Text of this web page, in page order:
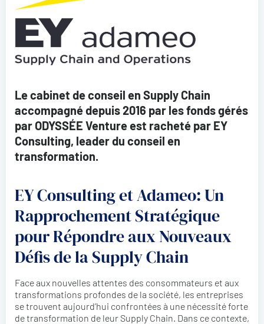
Le cabinet de conseil en Supply Chain
accompagné depuis 2016 par les fonds gérés
par ODYSSÉE Venture est racheté par EY
Consulting, leader du conseil en
transformation.
EY Consulting et Adameo: Un
Rapprochement Stratégique
pour Répondre aux Nouveaux
Défis de la Supply Chain
Face aux nouvelles attentes des consommateurs et aux
transformations profondes de la société, les entreprises
se trouvent aujourd’hui confrontées à une nécessité forte
de transformation de leur Supply Chain. Dans ce contexte,